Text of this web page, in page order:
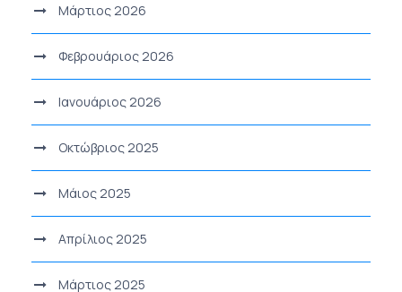
Μάρτιος 2026
Φεβρουάριος 2026
Ιανουάριος 2026
Οκτώβριος 2025
Μάιος 2025
Απρίλιος 2025
Μάρτιος 2025